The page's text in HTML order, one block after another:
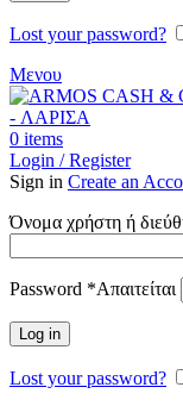
Lost your password?
Μενου
0 items
Login / Register
Sign in Create an
Όνομα χρήστη ή
Password *Απαιτείται
Log in
Lost your password?